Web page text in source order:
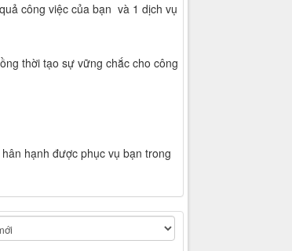
công việc của bạn và 1 dịch vụ
thời tạo sự vững chắc cho công
hạnh được phục vụ bạn trong